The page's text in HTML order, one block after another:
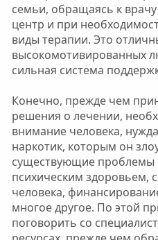
семьи, обращаясь к
центр и при
виды терапии. Это
высокомотивированных
сильная система
Конечно, прежде чем
решения о лечении,
внимание человека,
наркотик, которым он
существующие проблемы
психическим здоровьем,
человека,
многое другое. По этой
поговорить со